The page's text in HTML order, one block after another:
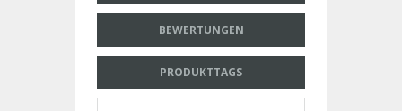
BEWERTUNGEN
PRODUKTTAGS